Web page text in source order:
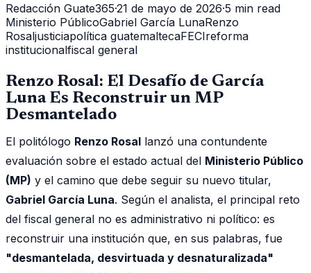
Redacción Guate365·21 de mayo de 2026·5 min read
Ministerio PúblicoGabriel García LunaRenzo
Rosaljusticiapolítica guatemaltecaFECIreforma
institucionalfiscal general
Renzo Rosal: El Desafío de García
Luna Es Reconstruir un MP
Desmantelado
El politólogo Renzo Rosal lanzó una contundente
evaluación sobre el estado actual del Ministerio Público
(MP) y el camino que debe seguir su nuevo titular,
Gabriel García Luna. Según el analista, el principal reto
del fiscal general no es administrativo ni político: es
reconstruir una institución que, en sus palabras, fue
"desmantelada, desvirtuada y desnaturalizada"